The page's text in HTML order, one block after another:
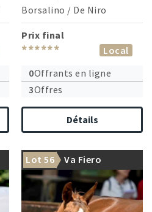
Borsalino / De Niro
Prix final
******
Local
0Offrants en ligne
3Offres
Détails
Lot 56 Va Fiero